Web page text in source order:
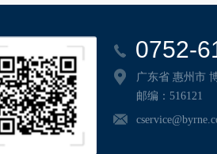
0752-
广东省 惠州市
邮编：516121